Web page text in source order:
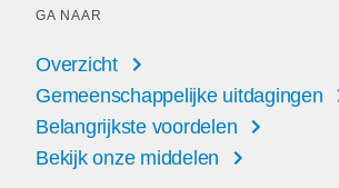
GA NAAR
Overzicht
Gemeenschappelijke uitdagingen
Belangrijkste voordelen
Bekijk onze middelen